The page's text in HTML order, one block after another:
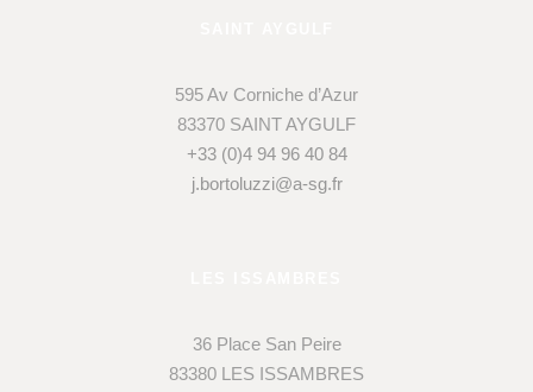
595 Av Corniche d’Azur
83370 SAINT AYGULF
+33 (0)4 94 96 40 84
j.bortoluzzi@a-sg.fr
36 Place San Peire
83380 LES ISSAMBRES